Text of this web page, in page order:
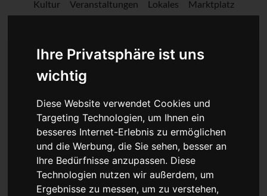
Ihre Privatsphäre ist uns
wichtig
Diese Website verwendet Cookies und
Targeting Technologien, um Ihnen ein
besseres Internet-Erlebnis zu ermöglichen
und die Werbung, die Sie sehen, besser an
Ihre Bedürfnisse anzupassen. Diese
Technologien nutzen wir außerdem, um
Ergebnisse zu messen, um zu verstehen,
Kultur
Veranstaltungen Lokales
Marktplatz
Stellenangebote